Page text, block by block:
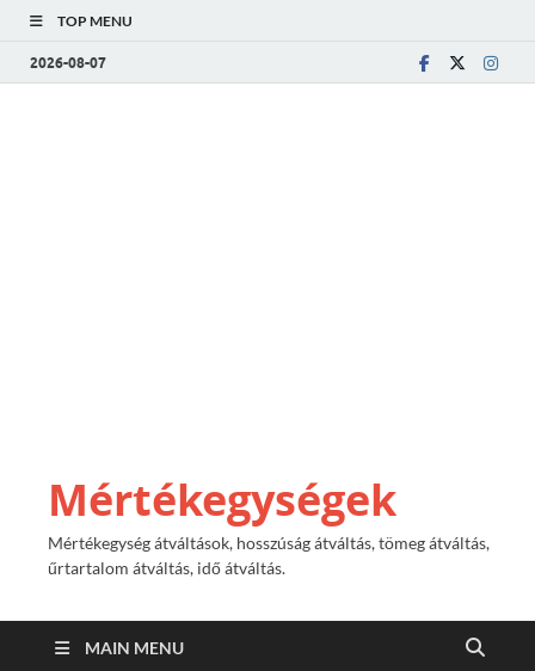
TOP MENU
2026-08-07
Mértékegységek
Mértékegység átváltások, hosszúság átváltás, tömeg átváltás,
űrtartalom átváltás, idő átváltás.
MAIN MENU